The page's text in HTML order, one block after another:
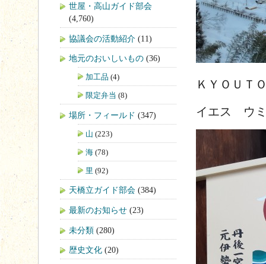
ＫＹＯＵＴ
イエス ウ
世屋・高山ガイド部会
(4,760)
協議会の活動紹介 (11)
地元のおいしいもの (36)
加工品 (4)
限定弁当 (8)
場所・フィールド (347)
山 (223)
海 (78)
里 (92)
天橋立ガイド部会 (384)
最新のお知らせ (23)
未分類 (280)
歴史文化 (20)